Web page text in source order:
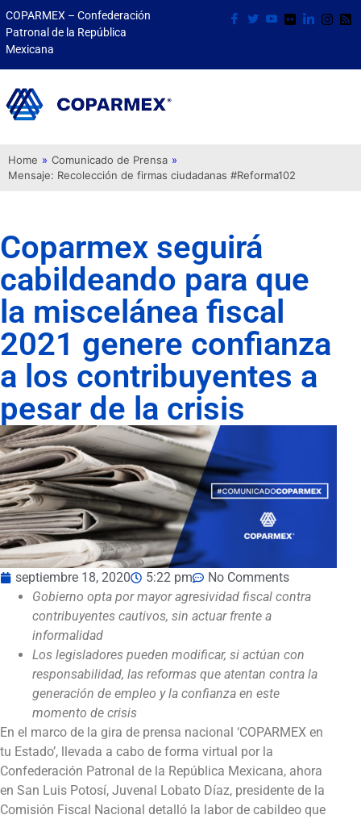
COPARMEX – Confederación
Patronal de la República
Mexicana
Home » Comunicado de Prensa »
Mensaje: Recolección de firmas ciudadanas #Reforma102
Coparmex seguirá
cabildeando para que
la miscelánea fiscal
2021 genere confianza
a los contribuyentes a
pesar de la crisis
septiembre 18, 2020 5:22 pm
No Comments
Gobierno opta por mayor agresividad fiscal contra
contribuyentes cautivos, sin actuar frente a
informalidad
Los legisladores pueden modificar, si actúan con
responsabilidad, las reformas que atentan contra la
generación de empleo y la confianza en este
momento de crisis
En el marco de la gira de prensa nacional ‘COPARMEX en
tu Estado’, llevada a cabo de forma virtual por la
Confederación Patronal de la República Mexicana, ahora
en San Luis Potosí, Juvenal Lobato Díaz, presidente de la
Comisión Fiscal Nacional detalló la labor de cabildeo que